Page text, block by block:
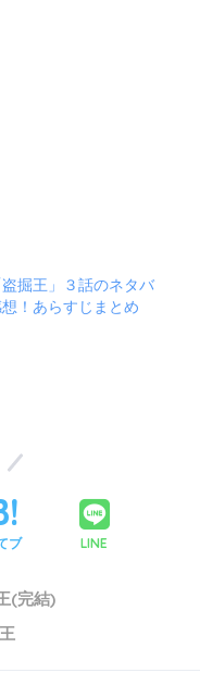
掘王」３話のネタバ
想！あらすじまとめ
ブ LINE
(完結)